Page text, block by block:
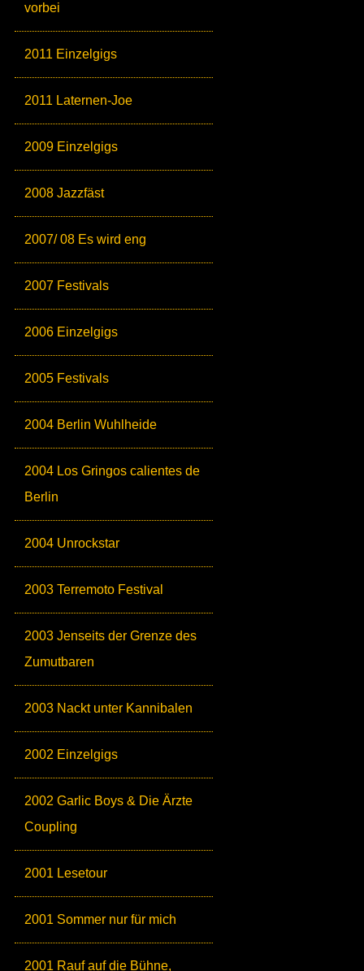
vorbei
2011 Einzelgigs
2011 Laternen-Joe
2009 Einzelgigs
2008 Jazzfäst
2007/ 08 Es wird eng
2007 Festivals
2006 Einzelgigs
2005 Festivals
2004 Berlin Wuhlheide
2004 Los Gringos calientes de
Berlin
2004 Unrockstar
2003 Terremoto Festival
2003 Jenseits der Grenze des
Zumutbaren
2003 Nackt unter Kannibalen
2002 Einzelgigs
2002 Garlic Boys & Die Ärzte
Coupling
2001 Lesetour
2001 Sommer nur für mich
2001 Rauf auf die Bühne,